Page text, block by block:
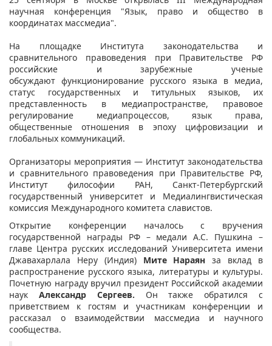
научная конференция "Язык, право и общество в
координатах массмедиа".
На площадке Института законодательства и
сравнительного правоведения при Правительстве РФ
российские и зарубежные ученые
обсуждают функционирование русского языка в медиа,
статус государственных и титульных языков, их
представленность в медиапространстве, правовое
регулирование медиапроцессов, язык права,
общественные отношения в эпоху цифровизации и
глобальных коммуникаций.
Организаторы мероприятия — Институт законодательства
и сравнительного правоведения при Правительстве РФ,
Институт философии РАН, Санкт-Петербургский
государственный университет и Медиалингвистическая
комиссия Международного комитета славистов.
Открытие конференции началось с вручения
государственной награды РФ – медали А.С. Пушкина –
главе Центра русских исследований Университета имени
Джавахарлала Неру (Индия) Мите Нараян за вклад в
распространение русского языка, литературы и культуры.
Почетную награду вручил президент Российской академии
наук Александр Сергеев. Он также обратился с
приветствием к гостям и участникам конференции и
рассказал о взаимодействии массмедиа и научного
сообщества.